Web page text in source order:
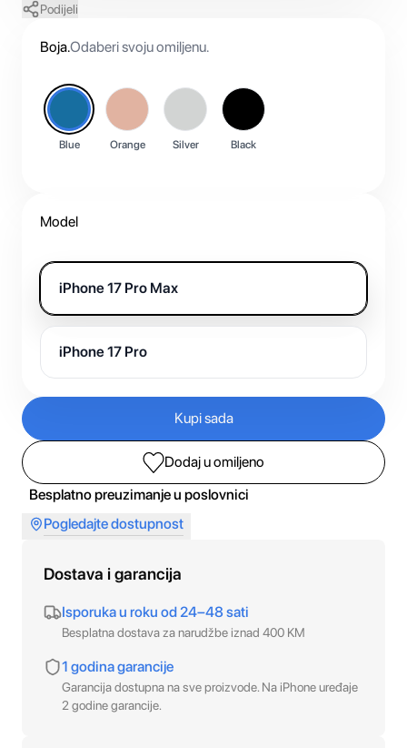
Podijeli
Boja.Odaberi svoju omiljenu.
Blue Orange Silver Black
Model
iPhone 17 Pro Max
iPhone 17 Pro
Kupi sada
Dodaj u omiljeno
Besplatno preuzimanje u poslovnici
Pogledajte dostupnost
Dostava i garancija
Isporuka u roku od 24–48 sati
Besplatna dostava za narudžbe iznad 400 KM
1 godina garancije
Garancija dostupna na sve proizvode. Na iPhone uređaje
2 godine garancije.